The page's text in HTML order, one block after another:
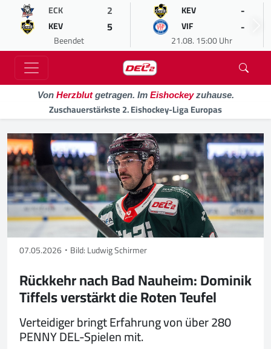
ECK 2
KEV 5
Beendet
KEV -
VIF -
21.08. 15:00 Uhr
Von Herzblutgetragen. Im Eishockeyzuhause.
Zuschauerstärkste 2. Eishockey-Liga Europas
07.05.2026 Bild: Ludwig Schirmer
Rückkehr nach Bad Nauheim: Dominik
Tiffels verstärkt die Roten Teufel
Verteidiger bringt Erfahrung von über 280
PENNY DEL-Spielen mit.